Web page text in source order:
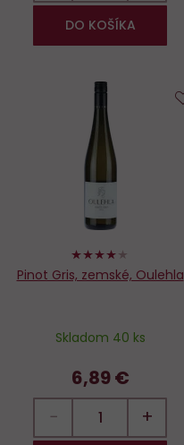
DO KOŠÍKA
80%
Pinot Gris, zemské, Oulehla
Skladom 40 ks
6,89 €
− +